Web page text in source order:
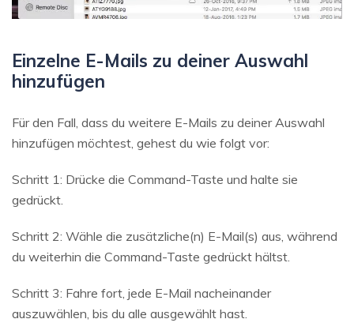
Einzelne E-Mails zu deiner Auswahl
hinzufügen
Für den Fall, dass du weitere E-Mails zu deiner Auswahl
hinzufügen möchtest, gehest du wie folgt vor:
Schritt 1: Drücke die Command-Taste und halte sie
gedrückt.
Schritt 2: Wähle die zusätzliche(n) E-Mail(s) aus, während
du weiterhin die Command-Taste gedrückt hältst.
Schritt 3: Fahre fort, jede E-Mail nacheinander
auszuwählen, bis du alle ausgewählt hast.